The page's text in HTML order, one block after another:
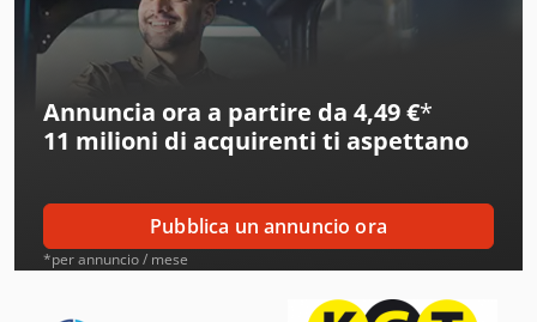
Alberti
Alcoa
Ams
Aro
Atb
Annuncia ora a partire da 4,49 €*
11 milioni di acquirenti ti aspettano
Pubblica un annuncio ora
*per annuncio / mese